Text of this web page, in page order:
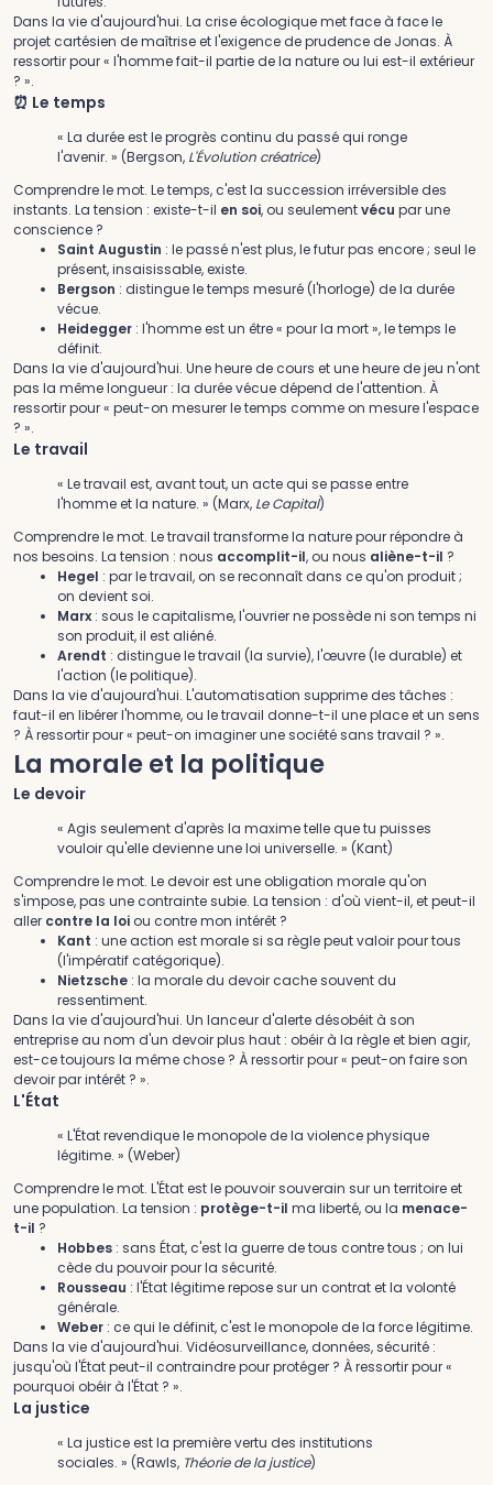
Dans la vie d'aujourd'hui. La crise écologique met face à face le
projet cartésien de maîtrise et l'exigence de prudence de Jonas. À
ressortir pour « l'homme fait-il partie de la nature ou lui est-il extérieur
? ».
⏰ Le temps
« La durée est le progrès continu du passé qui ronge
l'avenir. » (Bergson, L'Évolution créatrice)
Comprendre le mot. Le temps, c'est la succession irréversible des
instants. La tension : existe-t-il en soi, ou seulementvécu par une
conscience ?
Saint Augustin : le passé n'est plus, le futur pas encore ; seul le
présent, insaisissable, existe.
Bergson : distingue le temps mesuré (l'horloge) de la durée
vécue.
Heidegger : l'homme est un être « pour la mort », le temps le
définit.
Dans la vie d'aujourd'hui. Une heure de cours et une heure de jeu n'ont
pas la même longueur : la durée vécue dépend de l'attention. À
ressortir pour « peut-on mesurer le temps comme on mesure l'espace
? ».
Le travail
« Le travail est, avant tout, un acte qui se passe entre
l'homme et la nature. » (Marx, Le Capital)
Comprendre le mot. Le travail transforme la nature pour répondre à
nos besoins. La tension : nous accomplit-il, ou nous aliène-t-il ?
Hegel : par le travail, on se reconnaît dans ce qu'on produit ;
on devient soi.
Marx: sous le capitalisme, l'ouvrier ne possède ni son temps ni
son produit, il est aliéné.
Arendt : distingue le travail (la survie), l'œuvre (le durable) et
l'action (le politique).
Dans la vie d'aujourd'hui. L'automatisation supprime des tâches :
faut-il en libérer l'homme, ou le travail donne-t-il une place et un sens
? À ressortir pour « peut-on imaginer une société sans travail ? ».
La morale et la politique
Le devoir
« Agis seulement d'après la maxime telle que tu puisses
vouloir qu'elle devienne une loi universelle. » (Kant)
Comprendre le mot. Le devoir est une obligation morale qu'on
s'impose, pas une contrainte subie. La tension : d'où vient-il, et peut-il
aller contre la loi ou contre mon intérêt ?
Kant : une action est morale si sa règle peut valoir pour tous
(l'impératif catégorique).
Nietzsche : la morale du devoir cache souvent du
ressentiment.
Dans la vie d'aujourd'hui. Un lanceur d'alerte désobéit à son
entreprise au nom d'un devoir plus haut : obéir à la règle et bien agir,
est-ce toujours la même chose ? À ressortir pour « peut-on faire son
devoir par intérêt ? ».
L'État
« L'État revendique le monopole de la violence physique
légitime. » (Weber)
Comprendre le mot. L'État est le pouvoir souverain sur un territoire et
une population. La tension : protège-t-il ma liberté, ou la menace-
t-il ?
Hobbes : sans État, c'est la guerre de tous contre tous ; on lui
cède du pouvoir pour la sécurité.
Rousseau : l'État légitime repose sur un contrat et la volonté
générale.
Weber : ce qui le définit, c'est le monopole de la force légitime.
Dans la vie d'aujourd'hui. Vidéosurveillance, données, sécurité :
jusqu'où l'État peut-il contraindre pour protéger ? À ressortir pour «
pourquoi obéir à l'État ? ».
La justice
« La justice est la première vertu des institutions
sociales. » (Rawls, Théorie de la justice)